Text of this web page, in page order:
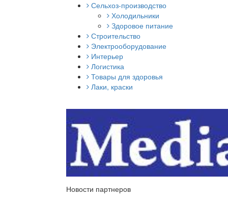
Сельхоз-производство
Холодильники
Здоровое питание
Строительство
Электрооборудование
Интерьер
Логистика
Товары для здоровья
Лаки, краски
Новости партнеров